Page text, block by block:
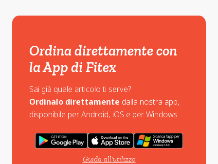
Ordina direttamente con
la App di Fitex
Sai già quale articolo ti serve?
Ordinalo direttamente dalla nostra app,
disponibile per Android, iOS e per Windows
Guida all'utilizzo